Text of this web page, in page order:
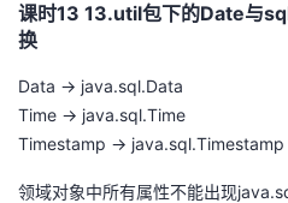
课时13 13.util包下的Date与
换
Data -> java.sql.Data
Time -> java.sql.Time
Timestamp -> java.sql.Timestamp
领域对象中所有属性不能出现